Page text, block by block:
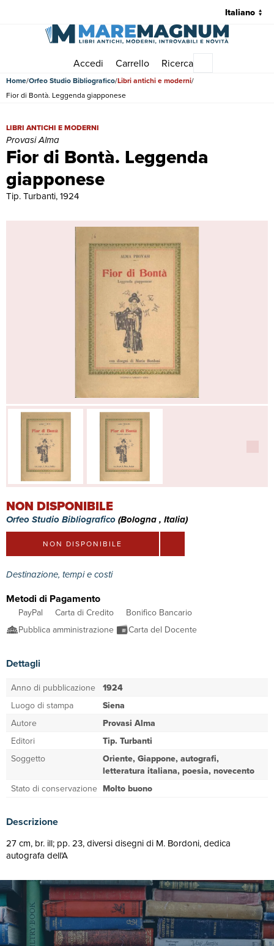
Accedi Carrello Ricerca
Home Orfeo Studio Bibliografico Libri antichi e moderni
Fior di Bontà. Leggenda giapponese
Fior di Bontà. Leggenda
giapponese
Fior di Bontà. Leggenda giapponese | Libri antichi e moderni |
LIBRI ANTICHI E MODERNI
Provasi Alma
Tip. Turbanti, 1924
NON DISPONIBILE
Orfeo Studio Bibliografico(Bologna , Italia)
NON DISPONIBILE
Destinazione, tempi e costi
Metodi di Pagamento
PayPal Carta di Credito
Bonifico Bancario
Pubblica amministrazione
Carta del Docente
Dettagli
Anno di pubblicazione 1924
Luogo di stampa
Siena
Autore
Provasi Alma
Editori
Tip. Turbanti
Soggetto
Oriente, Giappone, autografi,
letteratura italiana, poesia, novecento
Stato di conservazione Molto buono
Descrizione
27 cm, br. ill; pp. 23, diversi disegni di M. Bordoni, dedica
autografa dell'A